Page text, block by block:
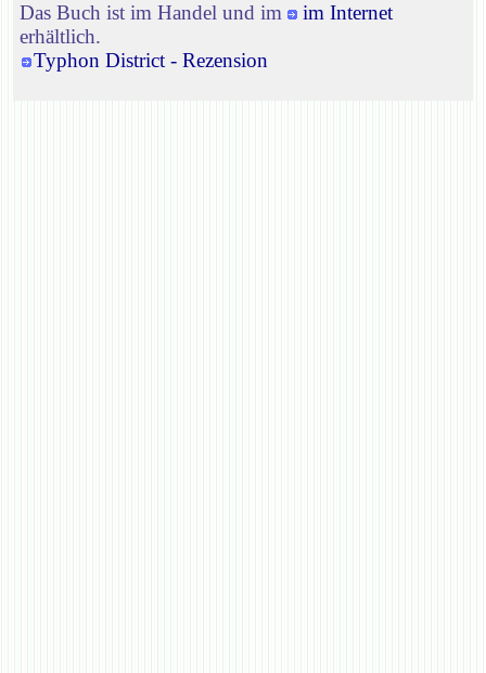
Das Buch ist im Handel und im
im Internet
erhältlich.
Typhon District - Rezension